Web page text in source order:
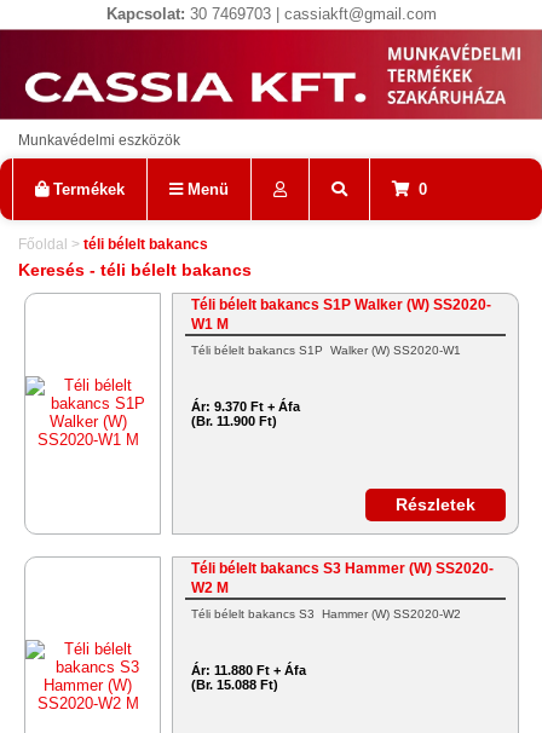
Kapcsolat: 30 7469703 | cassiakft@gmail.com
Munkavédelmi eszközök
Termékek Menü 0
Főoldal > téli bélelt bakancs
Keresés - téli bélelt bakancs
Téli bélelt bakancs S1P Walker (W) SS2020-
W1 M
Téli bélelt bakancs S1P Walker (W) SS2020-W1
Ár: 9.370 Ft + Áfa
(Br. 11.900 Ft)
Részletek
Téli bélelt bakancs S3 Hammer (W) SS2020-
W2 M
Téli bélelt bakancs S3 Hammer (W) SS2020-W2
Ár: 11.880 Ft + Áfa
(Br. 15.088 Ft)